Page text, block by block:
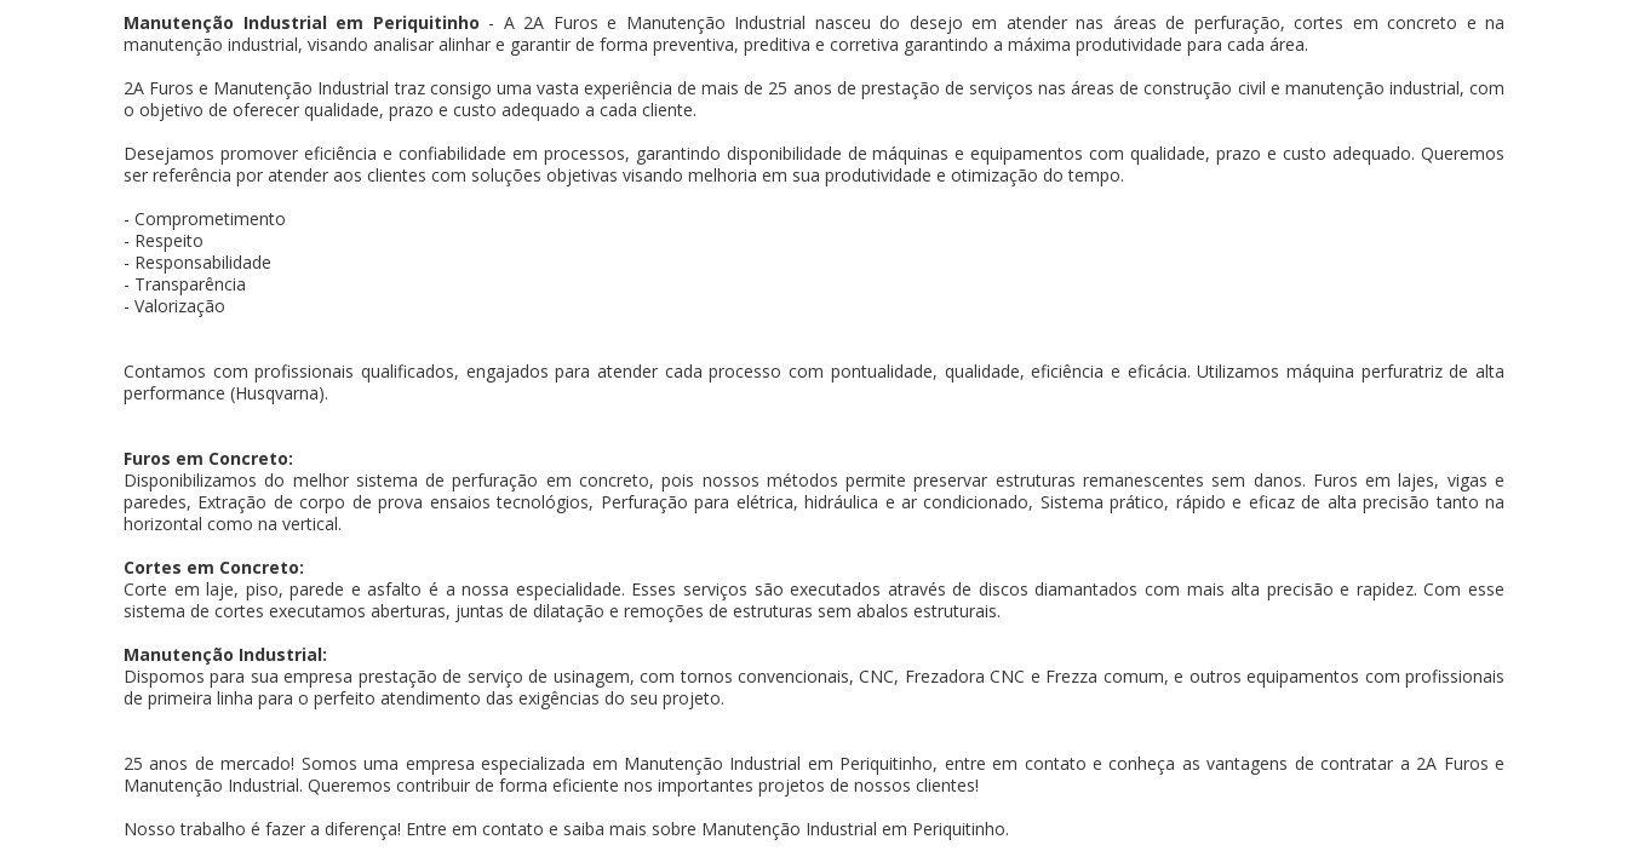
Manutenção Industrial em Periquitinho - A 2A Furos e Manutenção Industrial nasceu do desejo em atender nas áreas de perfuração, cortes em concreto e na
manutenção industrial, visando analisar alinhar e garantir de forma preventiva, preditiva e corretiva garantindo a máxima produtividade para cada área.
2A Furos e Manutenção Industrial traz consigo uma vasta experiência de mais de 25 anos de prestação de serviços nas áreas de construção civil e manutenção industrial, com
o objetivo de oferecer qualidade, prazo e custo adequado a cada cliente.
Desejamos promover eficiência e confiabilidade em processos, garantindo disponibilidade de máquinas e equipamentos com qualidade, prazo e custo adequado. Queremos
ser referência por atender aos clientes com soluções objetivas visando melhoria em sua produtividade e otimização do tempo.
- Comprometimento
- Respeito
- Responsabilidade
- Transparência
- Valorização
Contamos com profissionais qualificados, engajados para atender cada processo com pontualidade, qualidade, eficiência e eficácia. Utilizamos máquina perfuratriz de alta
performance (Husqvarna).
Furos em Concreto:
Disponibilizamos do melhor sistema de perfuração em concreto, pois nossos métodos permite preservar estruturas remanescentes sem danos. Furos em lajes, vigas e
paredes, Extração de corpo de prova ensaios tecnológios, Perfuração para elétrica, hidráulica e ar condicionado, Sistema prático, rápido e eficaz de alta precisão tanto na
horizontal como na vertical.
Cortes em Concreto:
Corte em laje, piso, parede e asfalto é a nossa especialidade. Esses serviços são executados através de discos diamantados com mais alta precisão e rapidez. Com esse
sistema de cortes executamos aberturas, juntas de dilatação e remoções de estruturas sem abalos estruturais.
Manutenção Industrial:
Dispomos para sua empresa prestação de serviço de usinagem, com tornos convencionais, CNC, Frezadora CNC e Frezza comum, e outros equipamentos com profissionais
de primeira linha para o perfeito atendimento das exigências do seu projeto.
25 anos de mercado! Somos uma empresa especializada em Manutenção Industrial em Periquitinho, entre em contato e conheça as vantagens de contratar a 2A Furos e
Manutenção Industrial. Queremos contribuir de forma eficiente nos importantes projetos de nossos clientes!
Nosso trabalho é fazer a diferença! Entre em contato e saiba mais sobre Manutenção Industrial em Periquitinho.